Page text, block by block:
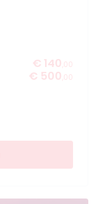
€ 140 ,00
€ 500 ,00